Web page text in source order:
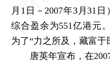
月1日－2007年3月31
综合盈余为551亿港元
为了“力之所及，藏富于
唐英年宣布，在